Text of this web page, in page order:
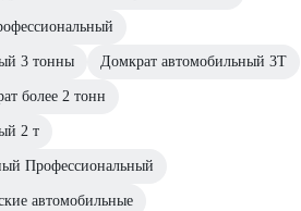
3 тонны Домкрат автомобильный 3Т
более 2 тонн
2 т
Профессиональный
автомобильные